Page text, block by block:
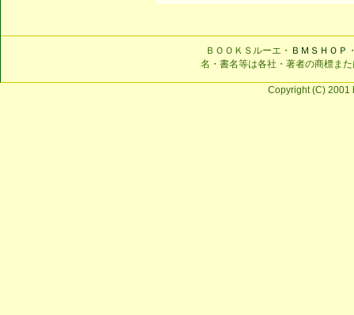
ＢＯＯＫＳルーエ・ ＢＭＳＨＯＰ
名・書名等は各社・著者の商標ま
Copyright (C) 2001